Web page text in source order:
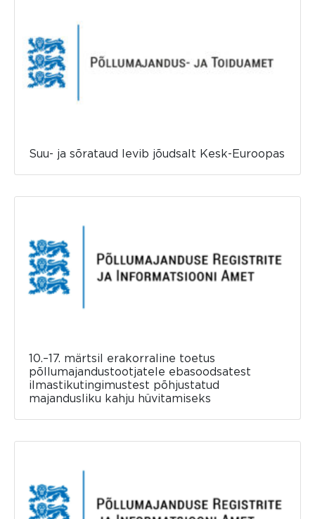
Suu- ja sõrataud levib jõudsalt Kesk-Euroopas
10.–17. märtsil erakorraline toetus
põllumajandustootjatele ebasoodsatest
ilmastikutingimustest põhjustatud
majandusliku kahju hüvitamiseks